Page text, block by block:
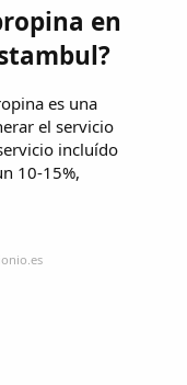
en
es una
el servicio
incluído
10-15%,